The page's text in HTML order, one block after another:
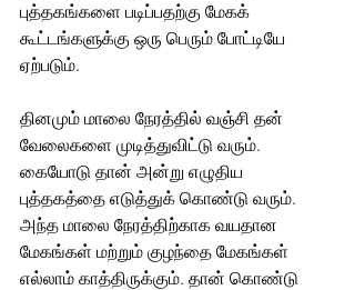
புத்தகங்களை படிப்பதற்கு மேகக்
கூட்டங்களுக்கு ஒரு பெரும் போட்டியே
ஏற்படும்.
தினமும் மாலை நேரத்தில் வஞ்சி தன்
வேலைகளை முடித்துவிட்டு வரும்.
கையோடு தான் அன்று எழுதிய
புத்தகத்தை எடுத்துக் கொண்டு வரும்.
அந்த மாலை நேரத்திற்காக வயதான
மேகங்கள் மற்றும் குழந்தை மேகங்கள்
எல்லாம் காத்திருக்கும். தான் கொண்டு